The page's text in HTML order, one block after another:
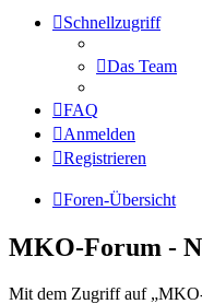
Schnellzugriff
Das Team
FAQ
Anmelden
Registrieren
Foren-Übersicht
MKO-Forum -
Mit dem Zugriff auf